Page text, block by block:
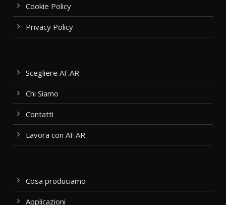
Cookie Policy
Privacy Policy
Scegliere AF.AR
Chi Siamo
Contatti
Lavora con AF.AR
Cosa produciamo
Applicazioni